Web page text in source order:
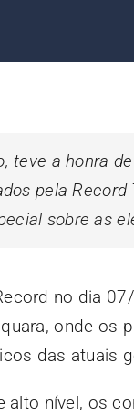
teve a honra
pela
sobre as
no dia
onde os
das atuais
alto nível, os